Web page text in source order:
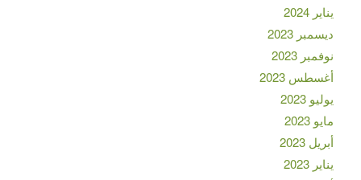
يناير 2024
ديسمبر 2023
نوفمبر 2023
أغسطس 2023
يوليو 2023
مايو 2023
أبريل 2023
يناير 2023